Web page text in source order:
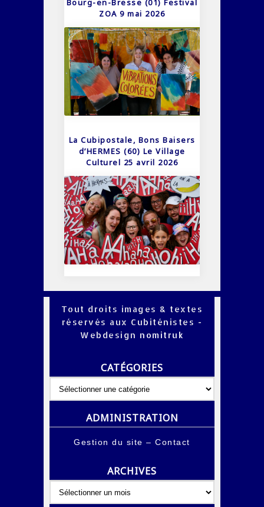
Bourg-en-Bresse (01) Festival
ZOA 9 mai 2026
La Cubipostale, Bons Baisers
d’HERMES (60) Le Village
Culturel 25 avril 2026
Tout droits images & textes
réservés aux Cubiténistes -
Webdesign nomitruk
CATÉGORIES
ADMINISTRATION
Gestion du site –Contact
ARCHIVES